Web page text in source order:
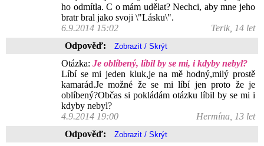
ho odmítla. C o mám udělat? Nechci, aby mne jeho
bratr bral jako svoji \"Lásku\".
6.9.2014 15:02
Terik, 14 let
Odpověď:
Otázka: Je oblíbený, líbil by se mi, i kdyby nebyl?
Líbí se mi jeden kluk,je na mě hodný,milý prostě
kamarád.Je možné že se mi líbí jen proto že je
oblíbený?Občas si pokládám otázku líbil by se mi i
kdyby nebyl?
4.9.2014 19:00
Hermína, 13 let
Odpověď: